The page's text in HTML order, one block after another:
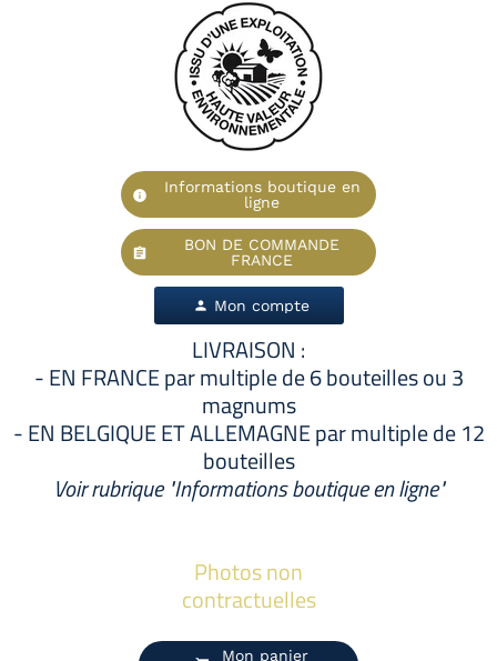
info
Informations boutique en
ligne
assignment
BON DE COMMANDE
FRANCE
person Mon compte
LIVRAISON :
- EN FRANCE par multiple de 6 bouteilles ou 3
magnums
- EN BELGIQUE ET ALLEMAGNE par multiple de 12
bouteilles
Voir rubrique "Informations boutique en ligne"
Photos non
contractuelles
Mon panier